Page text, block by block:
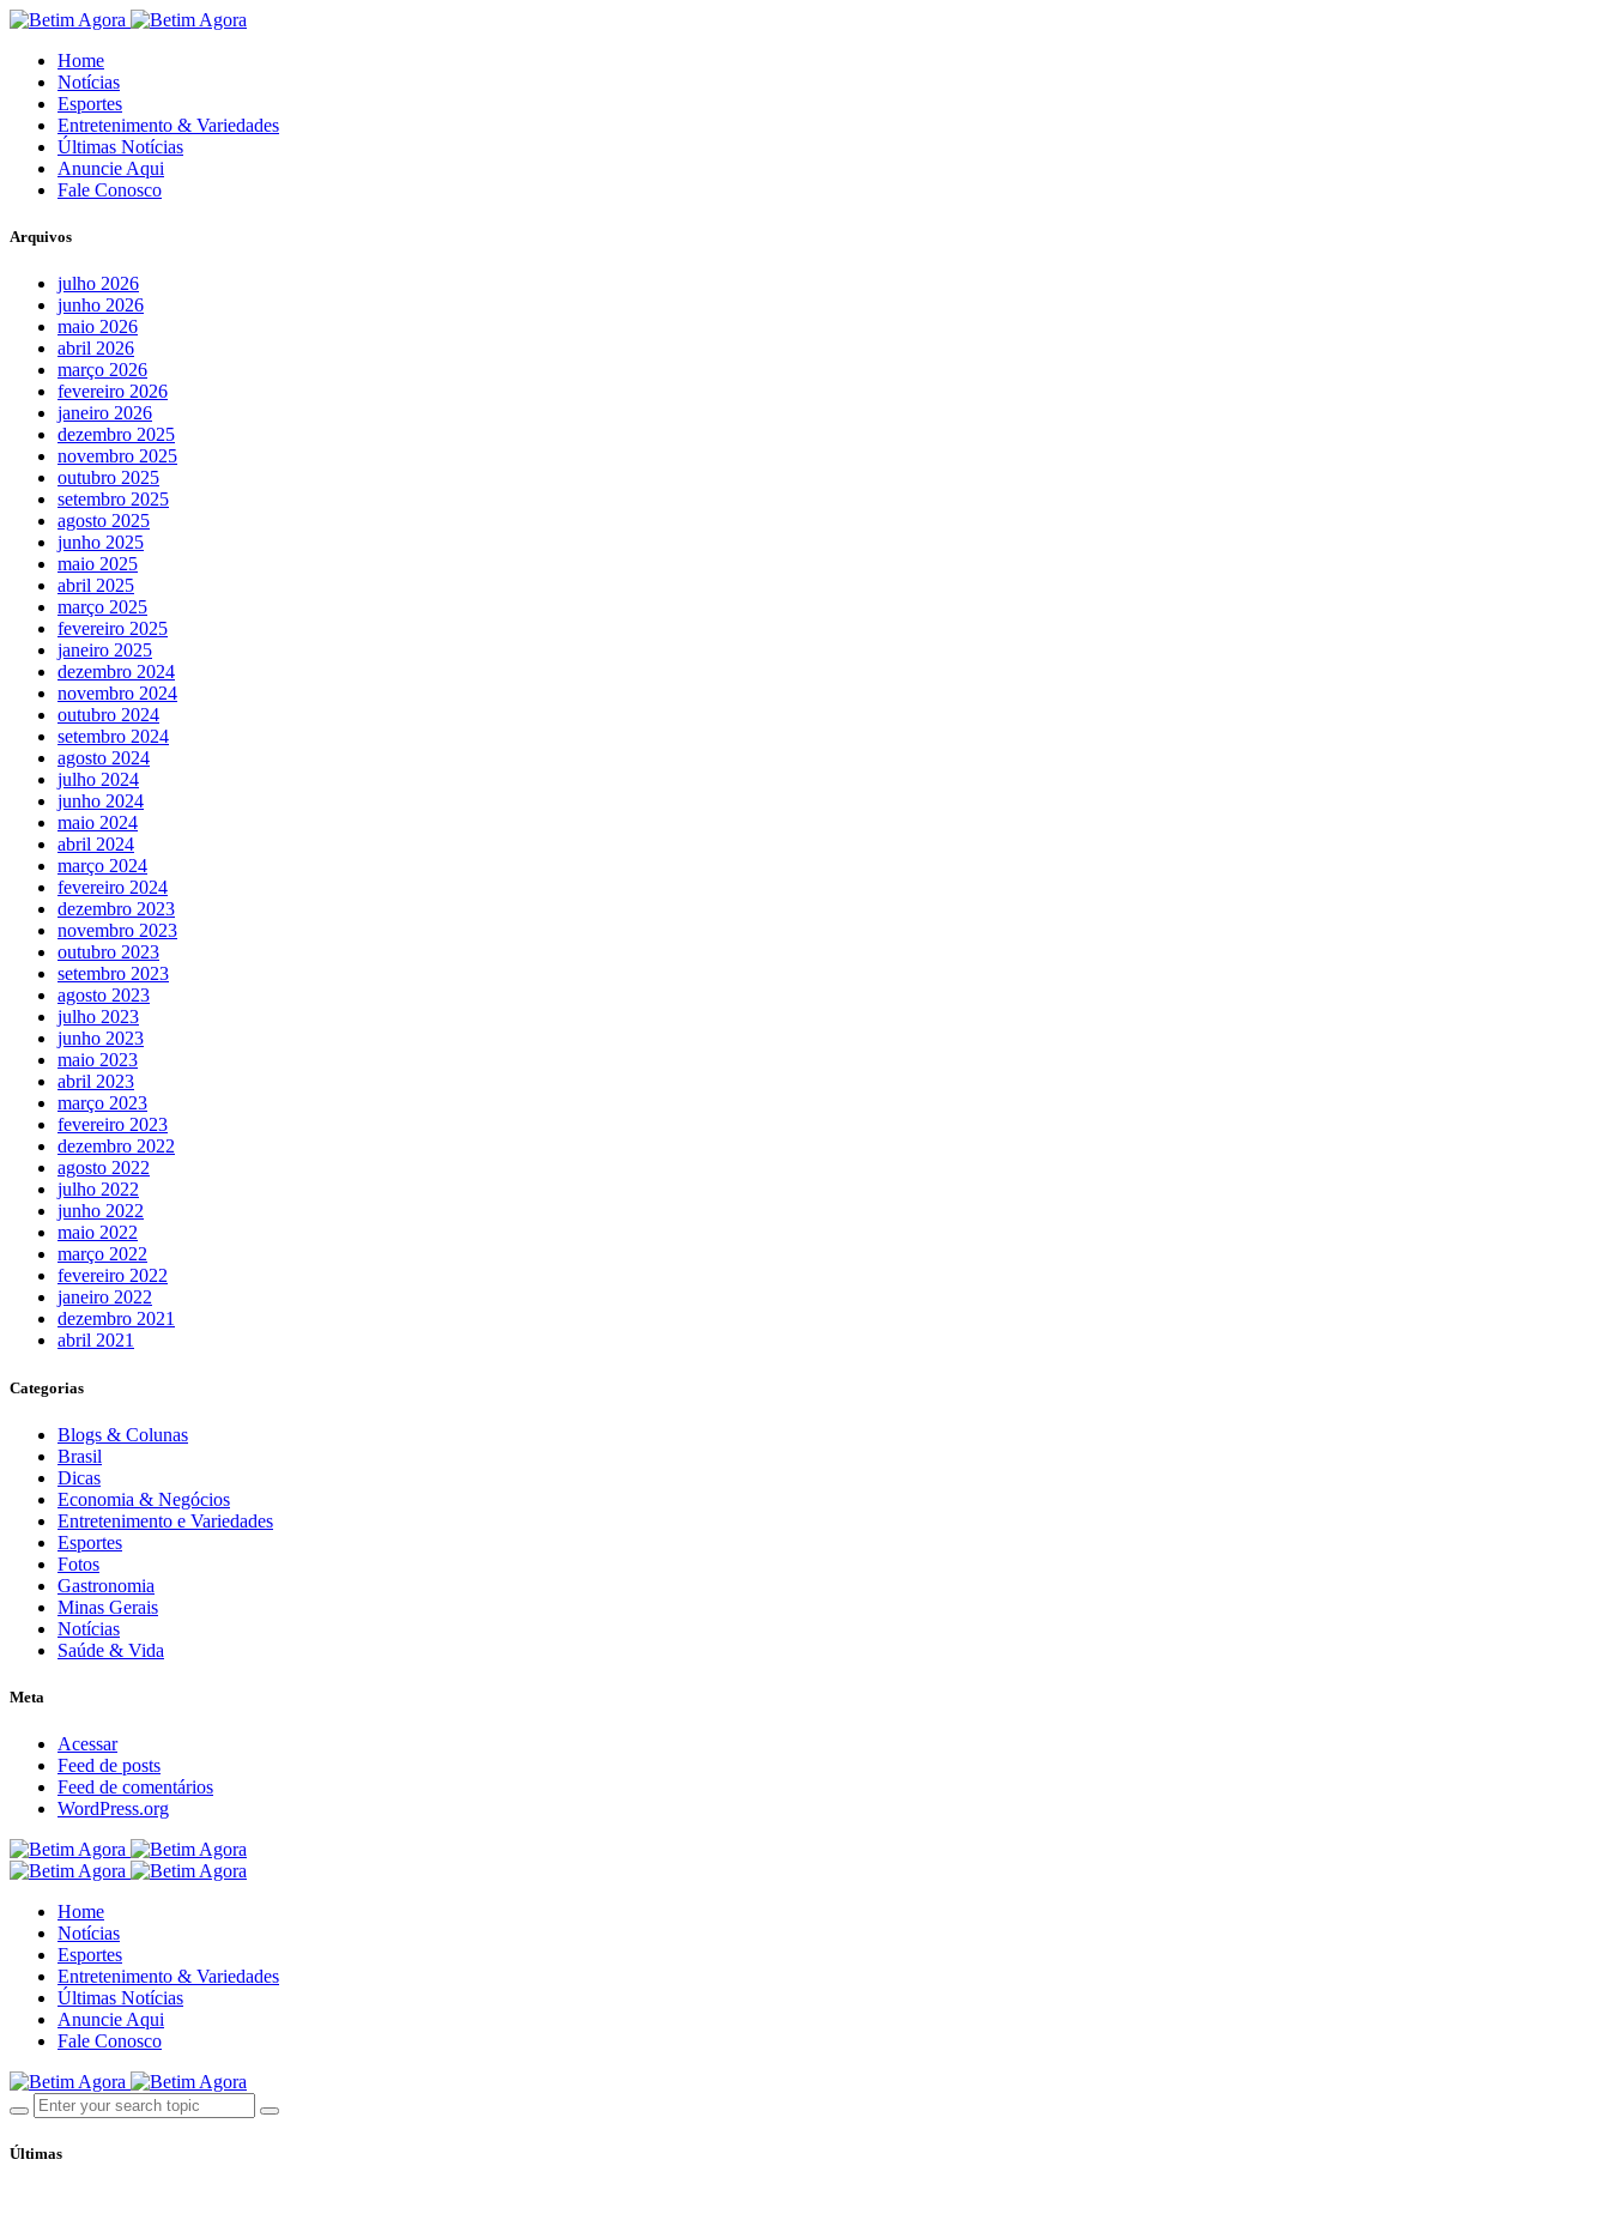
Home
Notícias
Esportes
Entretenimento & Variedades
Últimas Notícias
Anuncie Aqui
Fale Conosco
Arquivos
julho 2026
junho 2026
maio 2026
abril 2026
março 2026
fevereiro 2026
janeiro 2026
dezembro 2025
novembro 2025
outubro 2025
setembro 2025
agosto 2025
junho 2025
maio 2025
abril 2025
março 2025
fevereiro 2025
janeiro 2025
dezembro 2024
novembro 2024
outubro 2024
setembro 2024
agosto 2024
julho 2024
junho 2024
maio 2024
abril 2024
março 2024
fevereiro 2024
dezembro 2023
novembro 2023
outubro 2023
setembro 2023
agosto 2023
julho 2023
junho 2023
maio 2023
abril 2023
março 2023
fevereiro 2023
dezembro 2022
agosto 2022
julho 2022
junho 2022
maio 2022
março 2022
fevereiro 2022
janeiro 2022
dezembro 2021
abril 2021
Categorias
Blogs & Colunas
Brasil
Dicas
Economia & Negócios
Entretenimento e Variedades
Esportes
Fotos
Gastronomia
Minas Gerais
Notícias
Saúde & Vida
Meta
Acessar
Feed de posts
Feed de comentários
WordPress.org
Home
Notícias
Esportes
Entretenimento & Variedades
Últimas Notícias
Anuncie Aqui
Fale Conosco
Últimas